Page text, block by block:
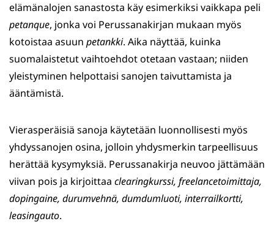
elämänalojen sanastosta käy esimerkiksi vaikkapa peli
petanque, jonka voi Perussanakirjan mukaan myös
kotoistaa asuun petankki. Aika näyttää, kuinka
suomalaistetut vaihtoehdot otetaan vastaan; niiden
yleistyminen helpottaisi sanojen taivuttamista ja
ääntämistä.
Vierasperäisiä sanoja käytetään luonnollisesti myös
yhdyssanojen osina, jolloin yhdysmerkin tarpeellisuus
herättää kysymyksiä. Perussanakirja neuvoo jättämään
viivan pois ja kirjoittaa clearingkurssi, freelancetoimittaja,
dopingaine, durumvehnä, dumdumluoti, interrailkortti,
leasingauto.